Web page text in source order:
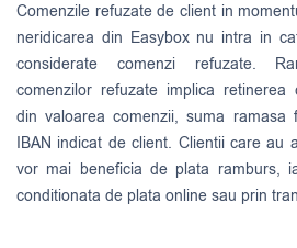
Comenzile refuzate de client in
neridicarea din Easybox nu intra in
considerate comenzi refuzate.
comenzilor refuzate implica retinerea
din valoarea comenzii, suma ramasa
IBAN indicat de client. Clientii care au
vor mai beneficia de plata ramburs,
conditionata de plata online sau prin